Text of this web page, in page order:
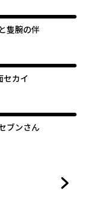
隻腕の伴
セカイ
ブンさん